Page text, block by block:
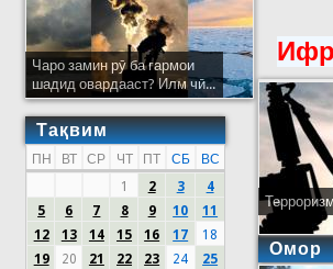
Чаро замин рӯ ба гармои
шадид овардааст? Илм чӣ...
Тақвим
ПН ВТ СР ЧТ ПТ СБ
ВС
1
2 3
4
5
6 7 8 9 10
11
12
13 14 15 16 17
18
19
20 21 22 23 24
25
Омор